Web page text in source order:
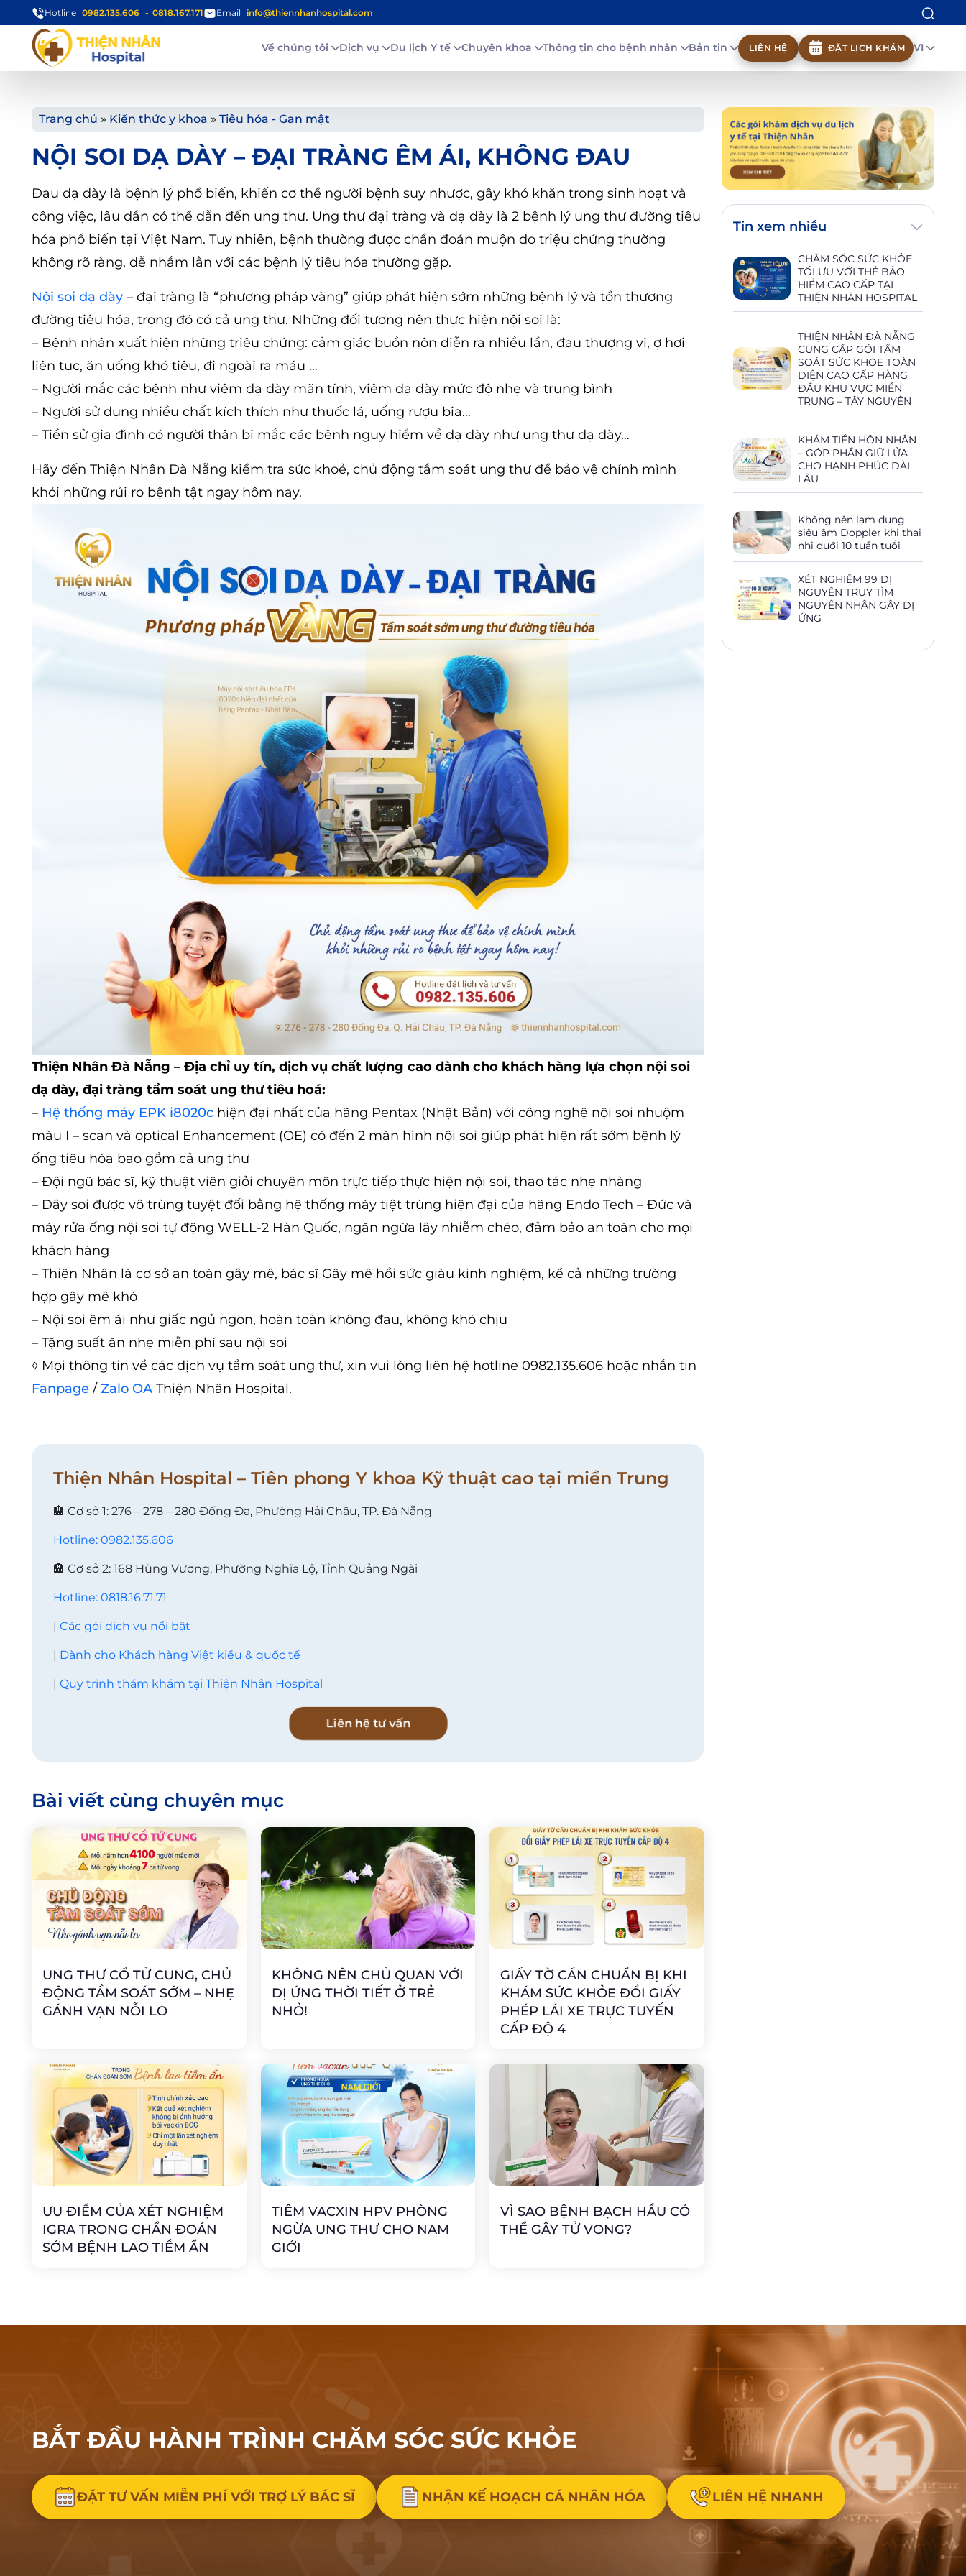
Hotline 0982.135.606 0818.167.171 Email info@thiennhanhospital.com
Về chúng tôi Dịch vụ Du lịch Y tế Chuyên khoa Thông tin cho bệnh nhân Bản tin LIÊN HỆ ĐẶT LỊCH KHÁM VI
Trang chủ » Kiến thức y khoa » Tiêu hóa - Gan mật
NỘI SOI DẠ DÀY – ĐẠI TRÀNG ÊM ÁI, KHÔNG ĐAU
Đau dạ dày là bệnh lý phổ biến, khiến cơ thể người bệnh suy nhược, gây khó khăn trong sinh hoạt và
công việc, lâu dần có thể dẫn đến ung thư. Ung thư đại tràng và dạ dày là 2 bệnh lý ung thư đường tiêu
hóa phổ biến tại Việt Nam. Tuy nhiên, bệnh thường được chẩn đoán muộn do triệu chứng thường
không rõ ràng, dễ nhầm lẫn với các bệnh lý tiêu hóa thường gặp.
Nội soi dạ dày – đại tràng là “phương pháp vàng” giúp phát hiện sớm những bệnh lý và tổn thương
đường tiêu hóa, trong đó có cả ung thư. Những đối tượng nên thực hiện nội soi là:
– Bệnh nhân xuất hiện những triệu chứng: cảm giác buồn nôn diễn ra nhiều lần, đau thượng vị, ợ hơi
liên tục, ăn uống khó tiêu, đi ngoài ra máu …
– Người mắc các bệnh như viêm dạ dày mãn tính, viêm dạ dày mức độ nhẹ và trung bình
– Người sử dụng nhiều chất kích thích như thuốc lá, uống rượu bia…
– Tiền sử gia đình có người thân bị mắc các bệnh nguy hiểm về dạ dày như ung thư dạ dày…
Hãy đến Thiện Nhân Đà Nẵng kiểm tra sức khoẻ, chủ động tầm soát ung thư để bảo vệ chính mình
khỏi những rủi ro bệnh tật ngay hôm nay.
Thiện Nhân Đà Nẵng – Địa chỉ uy tín, dịch vụ chất lượng cao dành cho khách hàng lựa chọn nội soi
dạ dày, đại tràng tầm soát ung thư tiêu hoá:
– Hệ thống máy EPK i8020c hiện đại nhất của hãng Pentax (Nhật Bản) với công nghệ nội soi nhuộm
màu I – scan và optical Enhancement (OE) có đến 2 màn hình nội soi giúp phát hiện rất sớm bệnh lý
ống tiêu hóa bao gồm cả ung thư
– Đội ngũ bác sĩ, kỹ thuật viên giỏi chuyên môn trực tiếp thực hiện nội soi, thao tác nhẹ nhàng
– Dây soi được vô trùng tuyệt đối bằng hệ thống máy tiệt trùng hiện đại của hãng Endo Tech – Đức và
máy rửa ống nội soi tự động WELL-2 Hàn Quốc, ngăn ngừa lây nhiễm chéo, đảm bảo an toàn cho mọi
khách hàng
– Thiện Nhân là cơ sở an toàn gây mê, bác sĩ Gây mê hồi sức giàu kinh nghiệm, kể cả những trường
hợp gây mê khó
– Nội soi êm ái như giấc ngủ ngon, hoàn toàn không đau, không khó chịu
– Tặng suất ăn nhẹ miễn phí sau nội soi
◊ Mọi thông tin về các dịch vụ tầm soát ung thư, xin vui lòng liên hệ hotline 0982.135.606 hoặc nhắn tin
Fanpage / Zalo OA Thiện Nhân Hospital.
Thiện Nhân Hospital – Tiên phong Y khoa Kỹ thuật cao tại miền Trung
🏨 Cơ sở 1: 276 – 278 – 280 Đống Đa, Phường Hải Châu, TP. Đà Nẵng
Hotline: 0982.135.606
🏨 Cơ sở 2: 168 Hùng Vương, Phường Nghĩa Lộ, Tỉnh Quảng Ngãi
Hotline: 0818.16.71.71
Các gói dịch vụ nổi bật
Dành cho Khách hàng Việt kiều & quốc tế
Quy trình thăm khám tại Thiện Nhân Hospital
Liên hệ tư vấn
Bài viết cùng chuyên mục
UNG THƯ CỔ TỬ CUNG, CHỦ
ĐỘNG TẦM SOÁT SỚM – NHẸ
GÁNH VẠN NỖI LO
KHÔNG NÊN CHỦ QUAN VỚI
DỊ ỨNG THỜI TIẾT Ở TRẺ
NHỎ!
GIẤY TỜ CẦN CHUẨN BỊ KHI
KHÁM SỨC KHỎE ĐỔI GIẤY
PHÉP LÁI XE TRỰC TUYẾN
CẤP ĐỘ 4
ƯU ĐIỂM CỦA XÉT NGHIỆM
IGRA TRONG CHẨN ĐOÁN
SỚM BỆNH LAO TIỀM ẨN
TIÊM VACXIN HPV PHÒNG
NGỪA UNG THƯ CHO NAM
GIỚI
VÌ SAO BỆNH BẠCH HẦU CÓ
THỂ GÂY TỬ VONG?
Tin xem nhiều
CHĂM SÓC SỨC KHỎE
TỐI ƯU VỚI THẺ BẢO
HIỂM CAO CẤP TẠI
THIỆN NHÂN HOSPITAL
THIỆN NHÂN ĐÀ NẴNG
CUNG CẤP GÓI TẦM
SOÁT SỨC KHỎE TOÀN
DIỆN CAO CẤP HÀNG
ĐẦU KHU VỰC MIỀN
TRUNG – TÂY NGUYÊN
KHÁM TIỀN HÔN NHÂN
– GÓP PHẦN GIỮ LỬA
CHO HẠNH PHÚC DÀI
LÂU
Không nên lạm dụng
siêu âm Doppler khi thai
nhi dưới 10 tuần tuổi
XÉT NGHIỆM 99 DỊ
NGUYÊN TRUY TÌM
NGUYÊN NHÂN GÂY DỊ
ỨNG
BẮT ĐẦU HÀNH TRÌNH CHĂM SÓC SỨC KHỎE
ĐẶT TƯ VẤN MIỄN PHÍ VỚI TRỢ LÝ BÁC SĨ NHẬN KẾ HOẠCH CÁ NHÂN HÓA LIÊN HỆ NHANH